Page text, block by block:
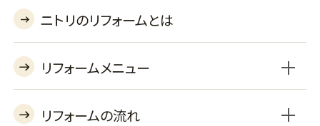
ニトリのリフォームとは
リフォームメニュー
リフォームの流れ